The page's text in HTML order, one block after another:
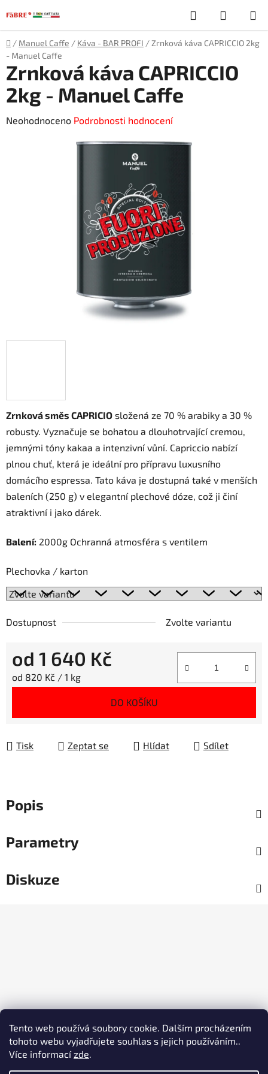
Tento web používá soubory cookie. Dalším procházením
tohoto webu vyjadřujete souhlas s jejich používáním..
Více informacízde.
na
obsah
Hledat
KOŠÍK
Domů
/ Manuel Caffe / Káva - BAR PROFI / Zrnková káva CAPRICCIO 2kg
- Manuel Caffe
Zrnková směs CAPRICIO složená ze 70 % arabiky a 30 %
robusty. Vyznačuje se bohatou a dlouhotrvající cremou,
jemnými tóny kakaa a intenzivní vůní. Capriccio nabízí
plnou chuť, která je ideální pro přípravu luxusního
domácího espressa. Tato káva je dostupná také v menších
baleních (250 g) v elegantní plechové dóze, což ji činí
atraktivní i jako dárek.
Balení: 2000g Ochranná atmosféra s ventilem
Plechovka / karton
Dostupnost Zvolte variantu
od 1 640 Kč
Měrná cena:
od 820 Kč / 1 kg
DO KOŠÍKU
Tisk Zeptat se Hlídat Sdílet
Zrnková káva CAPRICCIO
2kg - Manuel Caffe
Průměrné
Neohodnoceno Podrobnosti hodnocení
Popis
Parametry
Diskuze